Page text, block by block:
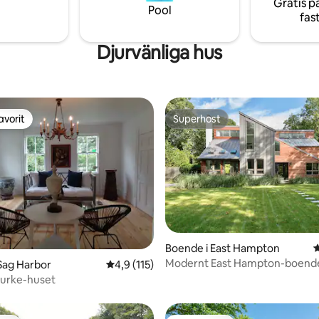
Pool
Gratis
Djurvänliga hus
betyg, 49 omdömen
Harbor 4,9 av 5 i genomsnittligt betyg, 115
4,9 (115)
huset
Superhost
Superhost
Boende i East Hampton
Modernt East Hampton-